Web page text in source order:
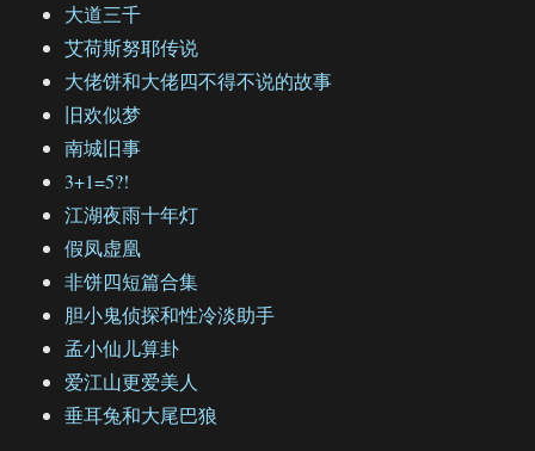
大道三千
艾荷斯努耶传说
大佬饼和大佬四不得不说的故事
旧欢似梦
南城旧事
3+1=5?!
江湖夜雨十年灯
假凤虚凰
非饼四短篇合集
胆小鬼侦探和性冷淡助手
孟小仙儿算卦
爱江山更爱美人
垂耳兔和大尾巴狼